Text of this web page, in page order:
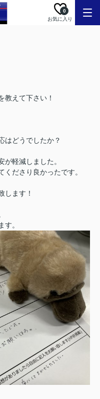
お気に入り
0
えて下さい！
はどうでしたか？
軽減しました。
くださり良かったです。
します！
す。